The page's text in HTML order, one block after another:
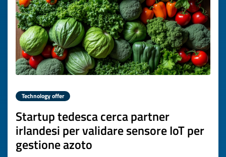
Technology offer
Startup tedesca cerca partner
irlandesi per validare sensore IoT per
gestione azoto